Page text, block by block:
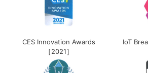
CES Innovation Awards
［2021］
IoT